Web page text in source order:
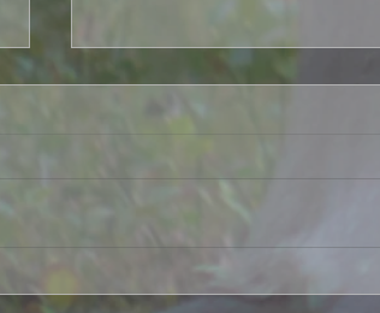
Koerintamalla on tapahtumia